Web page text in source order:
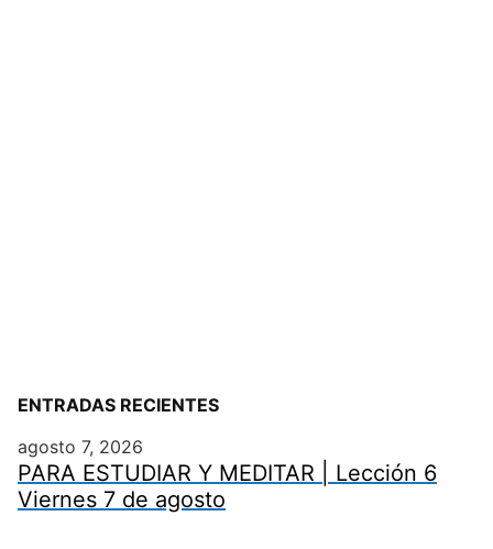
ENTRADAS RECIENTES
agosto 7, 2026
PARA ESTUDIAR Y MEDITAR | Lección 6
Viernes 7 de agosto